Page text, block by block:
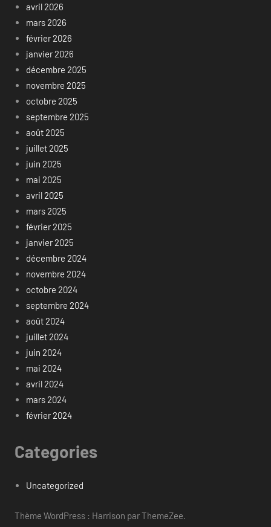
avril 2026
mars 2026
février 2026
janvier 2026
décembre 2025
novembre 2025
octobre 2025
septembre 2025
août 2025
juillet 2025
juin 2025
mai 2025
avril 2025
mars 2025
février 2025
janvier 2025
décembre 2024
novembre 2024
octobre 2024
septembre 2024
août 2024
juillet 2024
juin 2024
mai 2024
avril 2024
mars 2024
février 2024
Categories
Uncategorized
Thème WordPress : Harrison par ThemeZee.